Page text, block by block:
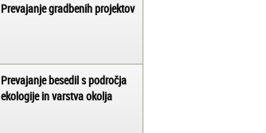
Prevajanje gradbenih projektov
Prevajanje besedil s področja
ekologije in varstva okolja